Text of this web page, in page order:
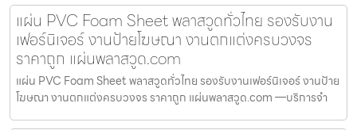
แผ่น PVC Foam Sheet พลาสวูดทั่วไทย รองรับงาน
เฟอร์นิเจอร์ งานป้ายโฆษณา งานตกแต่งครบวงจร
ราคาถูก แผ่นพลาสวูด.com
แผ่น PVC Foam Sheet พลาสวูดทั่วไทย รองรับงานเฟอร์นิเจอร์ งานป้าย
โฆษณา งานตกแต่งครบวงจร ราคาถูก แผ่นพลาสวูด.com —บริการจำ